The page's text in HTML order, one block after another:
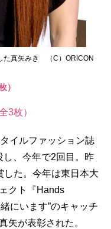
た真矢みき （C）ORICON
）
3枚）
イルファッション誌
し、今年で2回目。昨
た。今年は東日本大
クト『Hands
にいます”のキャッチ
矢が表彰された。